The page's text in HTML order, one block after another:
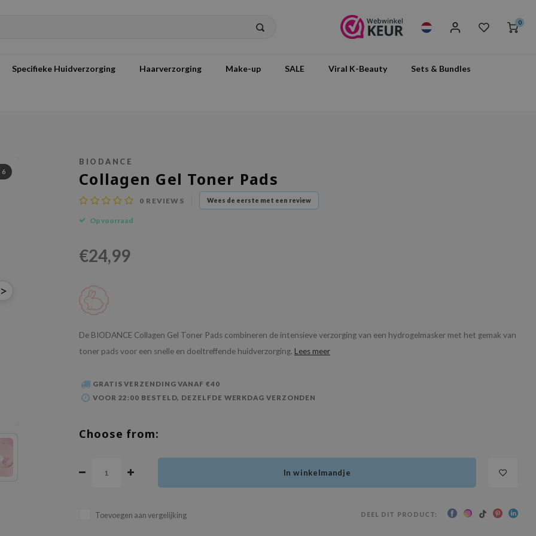
0
Specifieke Huidverzorging Haarverzorging Make-up SALE Viral K-Beauty Sets & Bundles
6
BIODANCE
Collagen Gel Toner Pads
0 REVIEWS Wees de eerste met een review
Op voorraad
€24,99
De BIODANCE Collagen Gel Toner Pads combineren de intensieve verzorging van een hydrogelmasker met het gemak van
toner pads voor een snelle en doeltreffende huidverzorging. Lees meer
GRATIS VERZENDING VANAF €40
VOOR 22:00 BESTELD, DEZELFDE WERKDAG VERZONDEN
Choose from:
In winkelmandje
Toevoegen aan vergelijking DEEL DIT PRODUCT: